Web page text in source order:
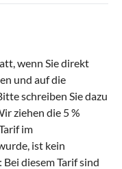
wenn Sie direkt
und auf die
schreiben Sie dazu
ziehen die 5 %
im
ist kein
diesem Tarif sind